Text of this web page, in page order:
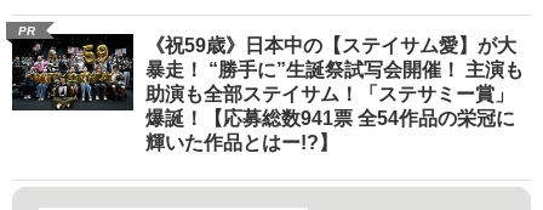
PR
《祝59歳》日本中の【ステイサム愛】が大
暴走！ “勝手に”生誕祭試写会開催！ 主演も
助演も全部ステイサム！「ステサミー賞」
爆誕！【応募総数941票 全54作品の栄冠に
輝いた作品とはー!?】